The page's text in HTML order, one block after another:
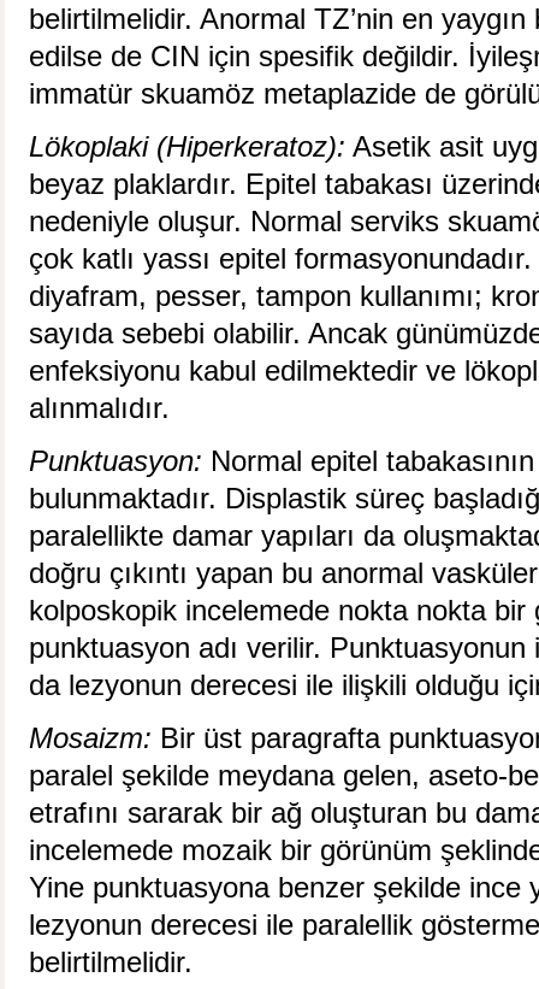
belirtilmelidir. Anormal TZ’nin en
edilse de CIN için spesifik değildir.
immatür skuamöz metaplazide de
Lökoplaki (Hiperkeratoz): Asetik asit
beyaz plaklardır. Epitel tabakası
nedeniyle oluşur. Normal serviks
çok katlı yassı epitel
diyafram, pesser, tampon kullanımı;
sayıda sebebi olabilir. Ancak
enfeksiyonu kabul edilmektedir ve
alınmalıdır.
Punktuasyon: Normal epitel
bulunmaktadır. Displastik süreç
paralellikte damar yapıları da
doğru çıkıntı yapan bu anormal
kolposkopik incelemede nokta nokta bir
punktuasyon adı verilir. Punktuasyonun
da lezyonun derecesi ile ilişkili olduğu
Mosaizm: Bir üst paragrafta
paralel şekilde meydana gelen, aseto-
etrafını sararak bir ağ oluşturan bu
incelemede mozaik bir görünüm
Yine punktuasyona benzer şekilde ince
lezyonun derecesi ile paralellik
belirtilmelidir.